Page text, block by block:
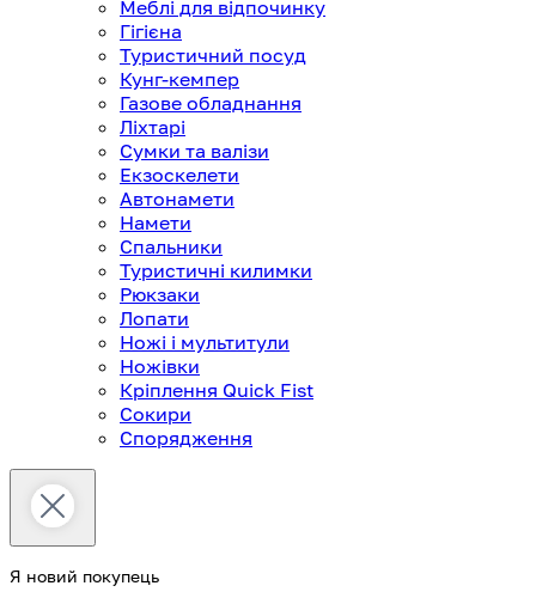
Меблі для відпочинку
Гігієна
Туристичний посуд
Кунг-кемпер
Газове обладнання
Ліхтарі
Сумки та валізи
Екзоскелети
Автонамети
Намети
Спальники
Туристичні килимки
Рюкзаки
Лопати
Ножі і мультитули
Ножівки
Кріплення Quick Fist
Сокири
Спорядження
Я новий покупець